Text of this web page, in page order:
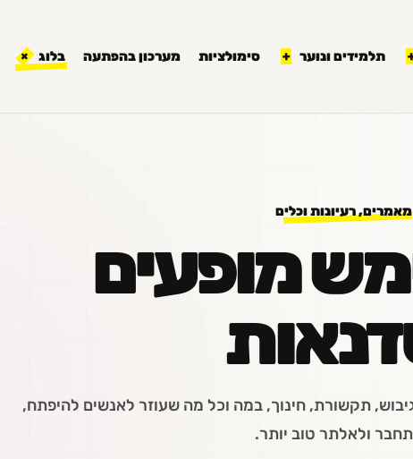
תלמידים ונוער סימולציות מערכון בהפתעה בלוג
מאמרים, רעיונות וכלים
מופעים
תקשורת, חינוך, במה וכל מה שעוזר לאנשים להיפתח,
ולאלתר טוב יותר.